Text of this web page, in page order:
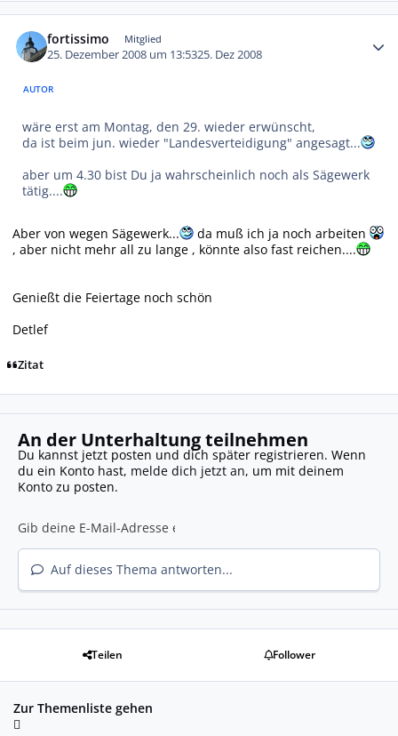
fortissimo Mitglied
25. Dezember 2008 um 13:5325. Dez 2008
AUTOR
wäre erst am Montag, den 29. wieder erwünscht,
da ist beim jun. wieder "Landesverteidigung" angesagt...
aber um 4.30 bist Du ja wahrscheinlich noch als Sägewerk
tätig....
Aber von wegen Sägewerk...
da muß ich ja noch arbeiten
, aber nicht mehr all zu lange , könnte also fast reichen....
Genießt die Feiertage noch schön
Detlef
Zitat
An der Unterhaltung teilnehmen
Du kannst jetzt posten und dich später registrieren. Wenn
du ein Konto hast, melde dich jetzt an, um mit deinem
Konto zu posten.
Auf dieses Thema antworten...
Teilen Follower
Zur Themenliste gehen